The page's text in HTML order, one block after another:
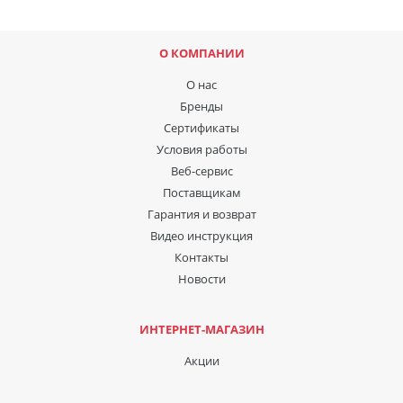
О КОМПАНИИ
О нас
Бренды
Сертификаты
Условия работы
Веб-сервис
Поставщикам
Гарантия и возврат
Видео инструкция
Контакты
Новости
ИНТЕРНЕТ-МАГАЗИН
Акции